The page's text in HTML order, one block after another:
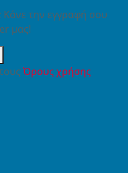
Κάνε την εγγραφή σου
μας!
Όρους χρήσης